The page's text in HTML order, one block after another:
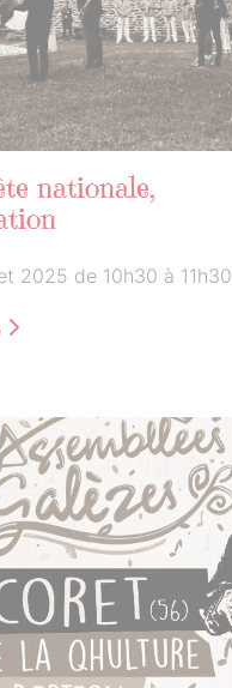
nationale,
2025 de 10h30 à 11h30